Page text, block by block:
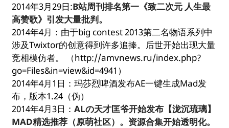
2014年3月29日:B站周刊排名第一《致二次元 人生最
高赞歌》引发大量批判。
2014年4月：由于big contest 2013第二名物语系列中
涉及Twixtor的创意得到许多追捧。后世开始出现大量
竞相模仿者。 （http://amvnews.ru/index.php?
go=Files&in=view&id=4941）
2014年4月1日：玛莎烈啤酒发布AE一键生成Mad发
布，版本1.24（伪）
2014年4月3日： ALの天才匡爷开始发布【泷沉琉璃】
MAD精选推荐（原萌社区）。资源合集开始透明化。